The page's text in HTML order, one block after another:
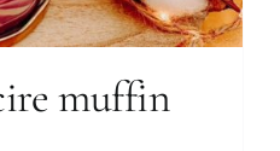
muffin